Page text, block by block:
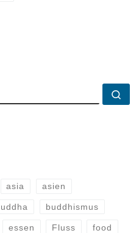
asia asien
buddhismus
essen Fluss food